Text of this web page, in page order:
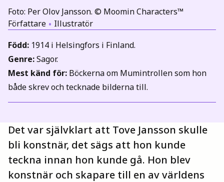
Sök
Mina böcker
Vuxen
Utskrifter
Foto: Per Olov Jansson. © Moomin Characters™
Författare
Illustratör
Född: 1914 i Helsingfors i Finland.
Genre:Sagor.
Mest känd för: Böckerna om Mumintrollen som hon
både skrev och tecknade bilderna till.
Det var självklart att Tove Jansson skulle
bli konstnär, det sägs att hon kunde
teckna innan hon kunde gå. Hon blev
konstnär och skapare till en av världens